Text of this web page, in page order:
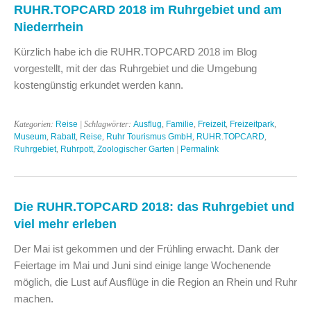
RUHR.TOPCARD 2018 im Ruhrgebiet und am
Niederrhein
Kürzlich habe ich die RUHR.TOPCARD 2018 im Blog
vorgestellt, mit der das Ruhrgebiet und die Umgebung
kostengünstig erkundet werden kann.
Kategorien: Reise | Schlagwörter: Ausflug Familie Freizeit, Freizeitpark
Museum Rabatt, Reise Ruhr Tourismus GmbH RUHR.TOPCARD
Ruhrgebiet, Ruhrpott, Zoologischer Garten | Permalink
Die RUHR.TOPCARD 2018: das Ruhrgebiet und
viel mehr erleben
Der Mai ist gekommen und der Frühling erwacht. Dank der
Feiertage im Mai und Juni sind einige lange Wochenende
möglich, die Lust auf Ausflüge in die Region an Rhein und Ruhr
machen.